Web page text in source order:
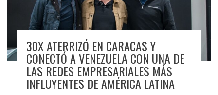
30X ATERRIZÓ EN CARACAS Y
CONECTÓ A VENEZUELA CON UNA DE
LAS REDES EMPRESARIALES MÁS
INFLUYENTES DE AMÉRICA LATINA